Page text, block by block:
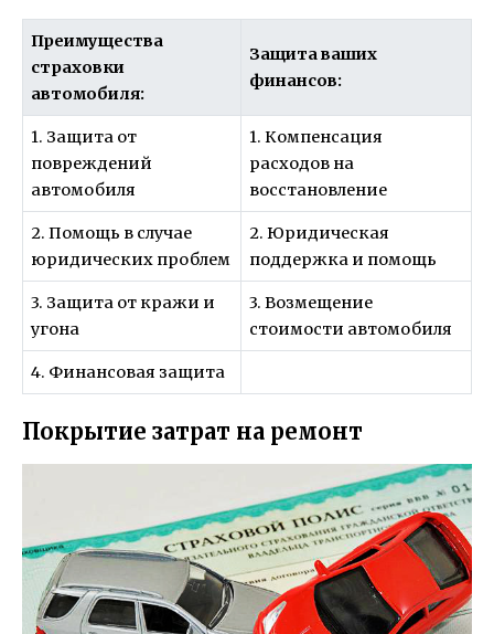
Преимущества
страховки
автомобиля:
Защита ваших
финансов:
1. Защита от
повреждений
автомобиля
1. Компенсация
расходов на
восстановление
2. Помощь в случае
юридических проблем
2. Юридическая
поддержка и помощь
3. Защита от кражи и
угона
3. Возмещение
стоимости автомобиля
4. Финансовая защита
Покрытие затрат на ремонт